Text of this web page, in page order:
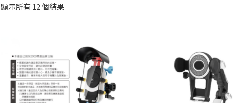
顯示所有 12 個結果